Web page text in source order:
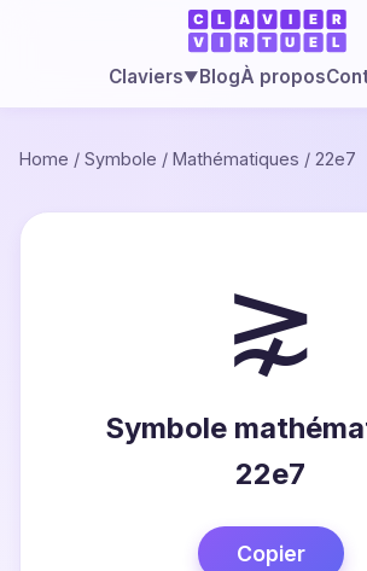
Claviers▼BlogÀ propos
Home / Symbole / Mathématiques / 22e7
⋧
Symbole
22e7
Copier